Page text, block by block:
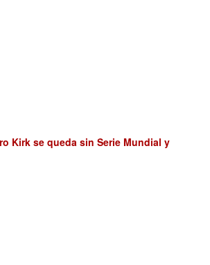
Kirk se queda sin Serie Mundial y